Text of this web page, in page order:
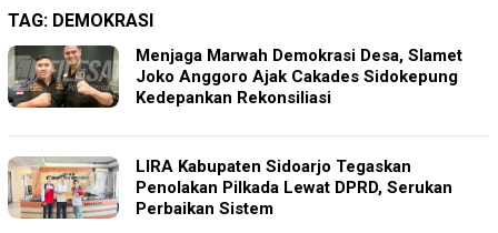
TAG: DEMOKRASI
Menjaga Marwah Demokrasi Desa, Slamet
Joko Anggoro Ajak Cakades Sidokepung
Kedepankan Rekonsiliasi
LIRA Kabupaten Sidoarjo Tegaskan
Penolakan Pilkada Lewat DPRD, Serukan
Perbaikan Sistem